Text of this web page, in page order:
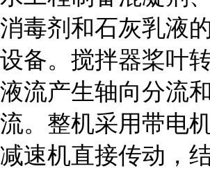
消毒剂和石灰乳液
设备。搅拌器桨叶
液流产生轴向分流
流。整机采用带电
减速机直接传动，